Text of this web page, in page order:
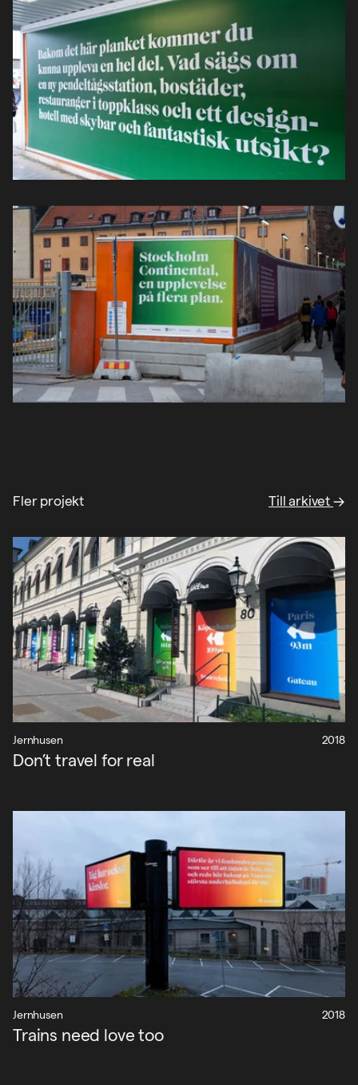
Fler projekt Till arkivet
Jernhusen 2018
Don’t travel for real
Jernhusen 2018
Trains need love too